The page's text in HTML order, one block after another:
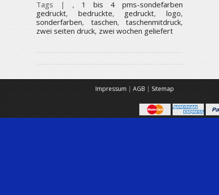
Tags | , 1 bis 4 pms-sondefarben
gedruckt, bedruckte, gedruckt,logo,
sonderfarben, taschen, taschenmitdruck,
zwei seiten druck, zwei wochen geliefert
Impressum | AGB | Sitemap